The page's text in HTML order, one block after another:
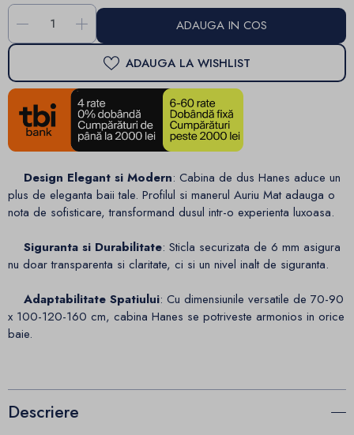
- + ADAUGA IN COS
ADAUGA LA WISHLIST
Design Elegant si Modern: Cabina de dus Hanes aduce un
plus de eleganta baii tale. Profilul si manerul Auriu Mat adauga o
nota de sofisticare, transformand dusul intr-o experienta luxoasa.
Siguranta si Durabilitate: Sticla securizata de 6 mm asigura
nu doar transparenta si claritate, ci si un nivel inalt de siguranta.
Adaptabilitate Spatiului: Cu dimensiunile versatile de 70-90
x 100-120-160 cm, cabina Hanes se potriveste armonios in orice
baie.
Descriere